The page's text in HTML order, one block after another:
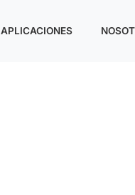
APLICACIONES